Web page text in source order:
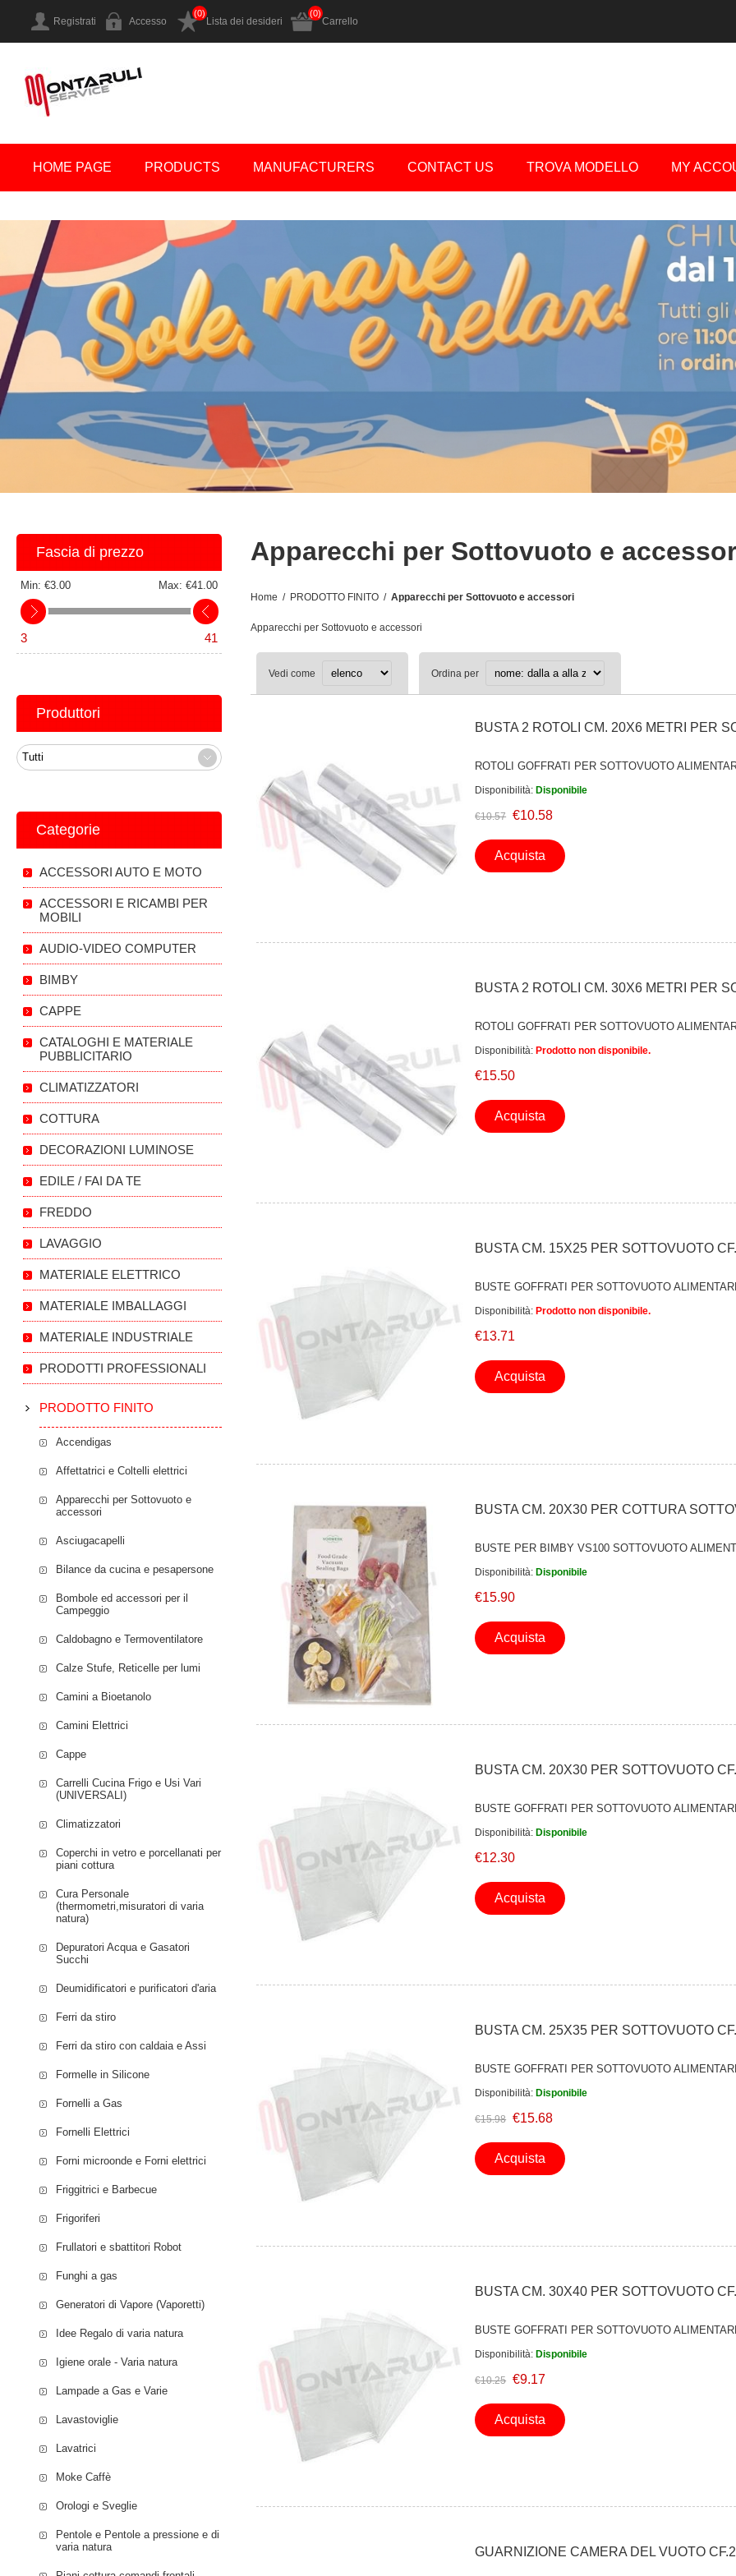
Registrati Accesso Lista dei desideri
(0)
Carrello
(0)
HOME PAGE PRODUCTS MANUFACTURERS CONTACT US TROVA MODELLO MY
Apparecchi per Sottovuoto e
Home / PRODOTTO FINITO / Apparecchi per Sottovuoto e accessori
Apparecchi per Sottovuoto e accessori
Vedi come Ordina per
BUSTA 2 ROTOLI CM. 20X6 METRI PER
ROTOLI GOFFRATI PER SOTTOVUOTO
Disponibilità: Disponibile
€10.57 €10.58
Acquista
BUSTA 2 ROTOLI CM. 30X6 METRI PER
ROTOLI GOFFRATI PER SOTTOVUOTO
Disponibilità: Prodotto non disponibile.
€15.50
Acquista
BUSTA CM. 15X25 PER SOTTOVUOTO
BUSTE GOFFRATI PER SOTTOVUOTO
Disponibilità: Prodotto non disponibile.
€13.71
Acquista
BUSTA CM. 20X30 PER COTTURA
BUSTE PER BIMBY VS100 SOTTOVUOTO
Disponibilità: Disponibile
€15.90
Acquista
BUSTA CM. 20X30 PER SOTTOVUOTO
BUSTE GOFFRATI PER SOTTOVUOTO
Disponibilità: Disponibile
€12.30
Acquista
BUSTA CM. 25X35 PER SOTTOVUOTO
BUSTE GOFFRATI PER SOTTOVUOTO
Disponibilità: Disponibile
€15.98 €15.68
Acquista
BUSTA CM. 30X40 PER SOTTOVUOTO
BUSTE GOFFRATI PER SOTTOVUOTO
Disponibilità: Disponibile
€10.25 €9.17
Acquista
GUARNIZIONE CAMERA DEL VUOTO
Fascia di prezzo
Min: €3.00 Max: €41.00
3 41
Produttori
Categorie
ACCESSORI AUTO E MOTO
ACCESSORI E RICAMBI PER
MOBILI
AUDIO-VIDEO COMPUTER
BIMBY
CAPPE
CATALOGHI E MATERIALE
PUBBLICITARIO
CLIMATIZZATORI
COTTURA
DECORAZIONI LUMINOSE
EDILE / FAI DA TE
FREDDO
LAVAGGIO
MATERIALE ELETTRICO
MATERIALE IMBALLAGGI
MATERIALE INDUSTRIALE
PRODOTTI PROFESSIONALI
PRODOTTO FINITO
Accendigas
Affettatrici e Coltelli elettrici
Apparecchi per Sottovuoto e
accessori
Asciugacapelli
Bilance da cucina e pesapersone
Bombole ed accessori per il
Campeggio
Caldobagno e Termoventilatore
Calze Stufe, Reticelle per lumi
Camini a Bioetanolo
Camini Elettrici
Cappe
Carrelli Cucina Frigo e Usi Vari
(UNIVERSALI)
Climatizzatori
Coperchi in vetro e porcellanati per
piani cottura
Cura Personale
(thermometri,misuratori di varia
natura)
Depuratori Acqua e Gasatori
Succhi
Deumidificatori e purificatori d'aria
Ferri da stiro
Ferri da stiro con caldaia e Assi
Formelle in Silicone
Fornelli a Gas
Fornelli Elettrici
Forni microonde e Forni elettrici
Friggitrici e Barbecue
Frigoriferi
Frullatori e sbattitori Robot
Funghi a gas
Generatori di Vapore (Vaporetti)
Idee Regalo di varia natura
Igiene orale - Varia natura
Lampade a Gas e Varie
Lavastoviglie
Lavatrici
Moke Caffè
Orologi e Sveglie
Pentole e Pentole a pressione e di
varia natura